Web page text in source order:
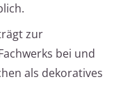
zur
bei und
als dekoratives